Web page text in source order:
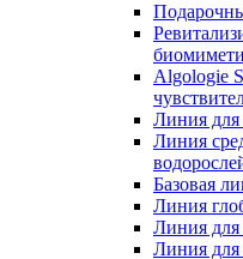
Algologie
Линия для
Линия
Базовая
Линия
Линия
Линия для